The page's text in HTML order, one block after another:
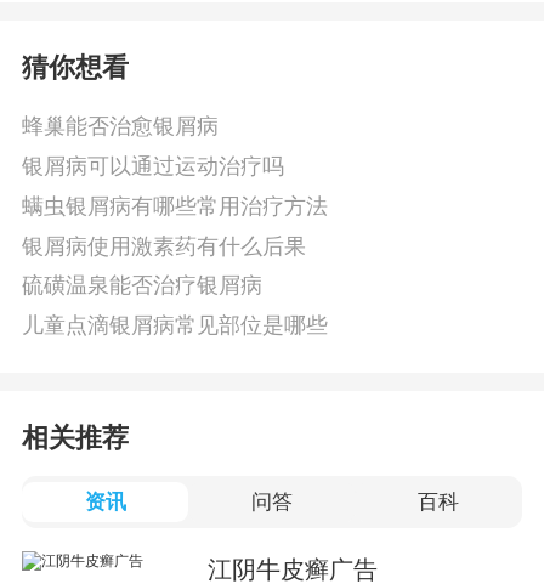
猜你想看
蜂巢能否治愈银屑病
银屑病可以通过运动治疗吗
螨虫银屑病有哪些常用治疗方法
银屑病使用激素药有什么后果
硫磺温泉能否治疗银屑病
儿童点滴银屑病常见部位是哪些
相关推荐
资讯 问答 百科
江阴牛皮癣广告